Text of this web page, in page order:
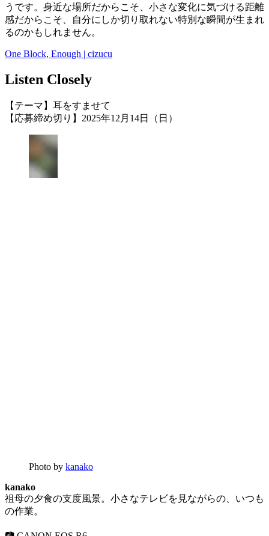
うです。身近な場所だからこそ、小さな変化に気づける距離
感だからこそ、自分にしか切り取れない特別な瞬間が生まれ
るのかもしれません。
One Block, Enough | cizucu
Listen Closely
【テーマ】耳をすませて
【応募締め切り】2025年12月14日（日）
Photo by kanako
kanako
祖母の夕食の支度風景。小さなテレビを見ながらの、いつも
の作業。